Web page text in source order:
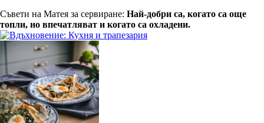
Съвети на Матея за сервиране: Най-добри са, когато са още
топли, но впечатляват и когато са охладени.